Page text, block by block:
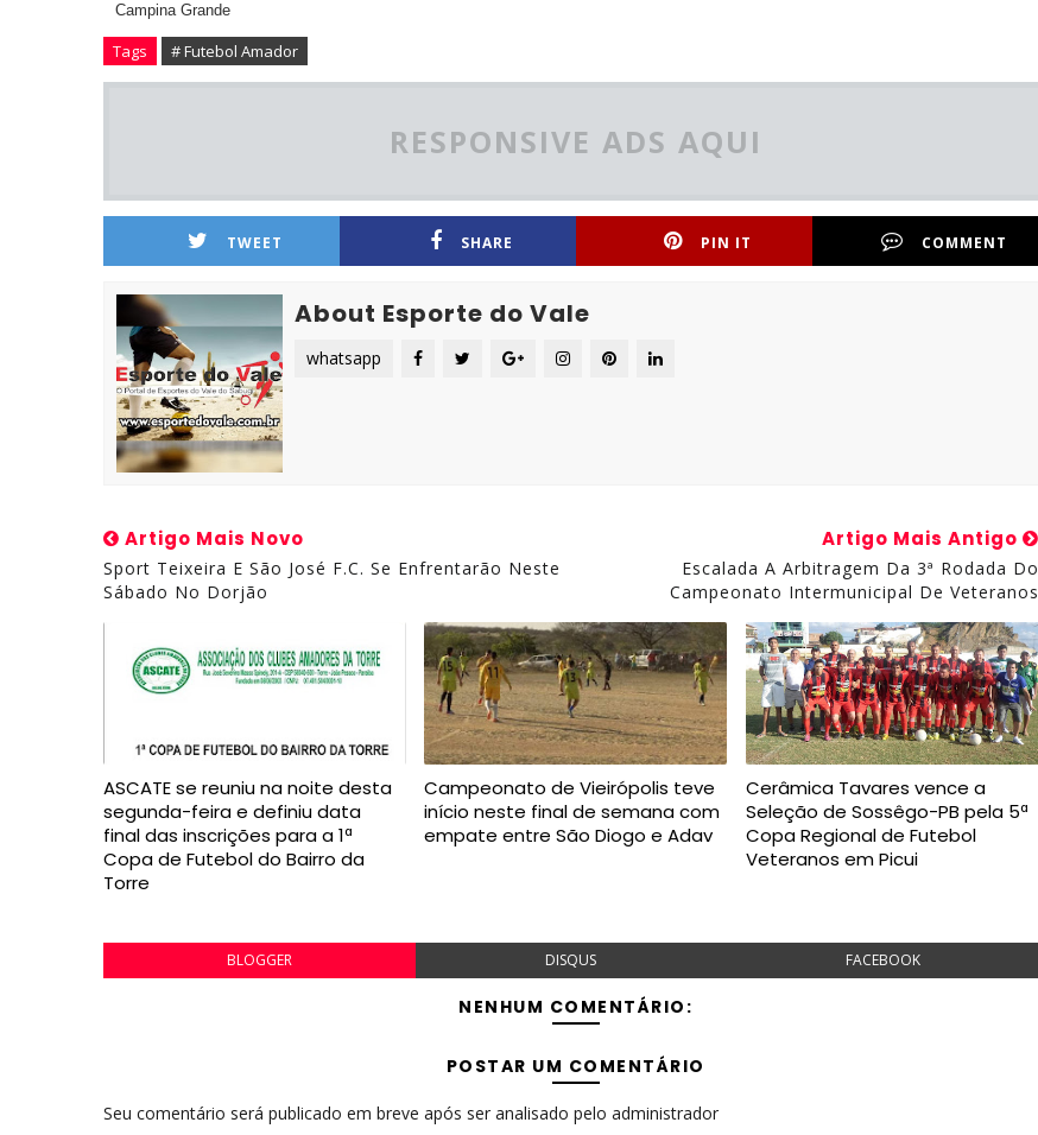
Campina Grande
Tags # Futebol Amador
RESPONSIVE ADS AQUI
TWEET SHARE PIN IT COMMENT
About Esporte do Vale
whatsapp
Artigo Mais Novo
Sport Teixeira E São José F.C. Se Enfrentarão Neste
Sábado No Dorjão
Artigo Mais Antigo
Escalada A Arbitragem Da 3ª Rodada Do
Campeonato Intermunicipal De Veteranos
ASCATE se reuniu na noite desta
segunda-feira e definiu data
final das inscrições para a 1ª
Copa de Futebol do Bairro da
Torre
Campeonato de Vieirópolis teve
início neste final de semana com
empate entre São Diogo e Adav
Cerâmica Tavares vence a
Seleção de Sossêgo-PB pela 5ª
Copa Regional de Futebol
Veteranos em Picui
BLOGGER DISQUS FACEBOOK
NENHUM COMENTÁRIO:
POSTAR UM COMENTÁRIO
Seu comentário será publicado em breve após ser analisado pelo administrador